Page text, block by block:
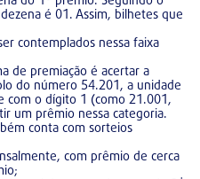
é 01. Assim, bilhetes que
contemplados nessa faixa
de premiação é acertar a
do número 54.201, a unidade
com o dígito 1 (como 21.001,
um prêmio nessa categoria.
conta com sorteios
com prêmio de cerca